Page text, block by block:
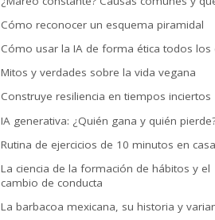
Cómo reconocer un esquema piramidal
Cómo usar la IA de forma ética todos los
Mitos y verdades sobre la vida vegana
Construye resiliencia en tiempos inciertos
IA generativa: ¿Quién gana y quién
Rutina de ejercicios de 10 minutos en casa
La ciencia de la formación de hábitos y el
cambio de conducta
La barbacoa mexicana, su historia y